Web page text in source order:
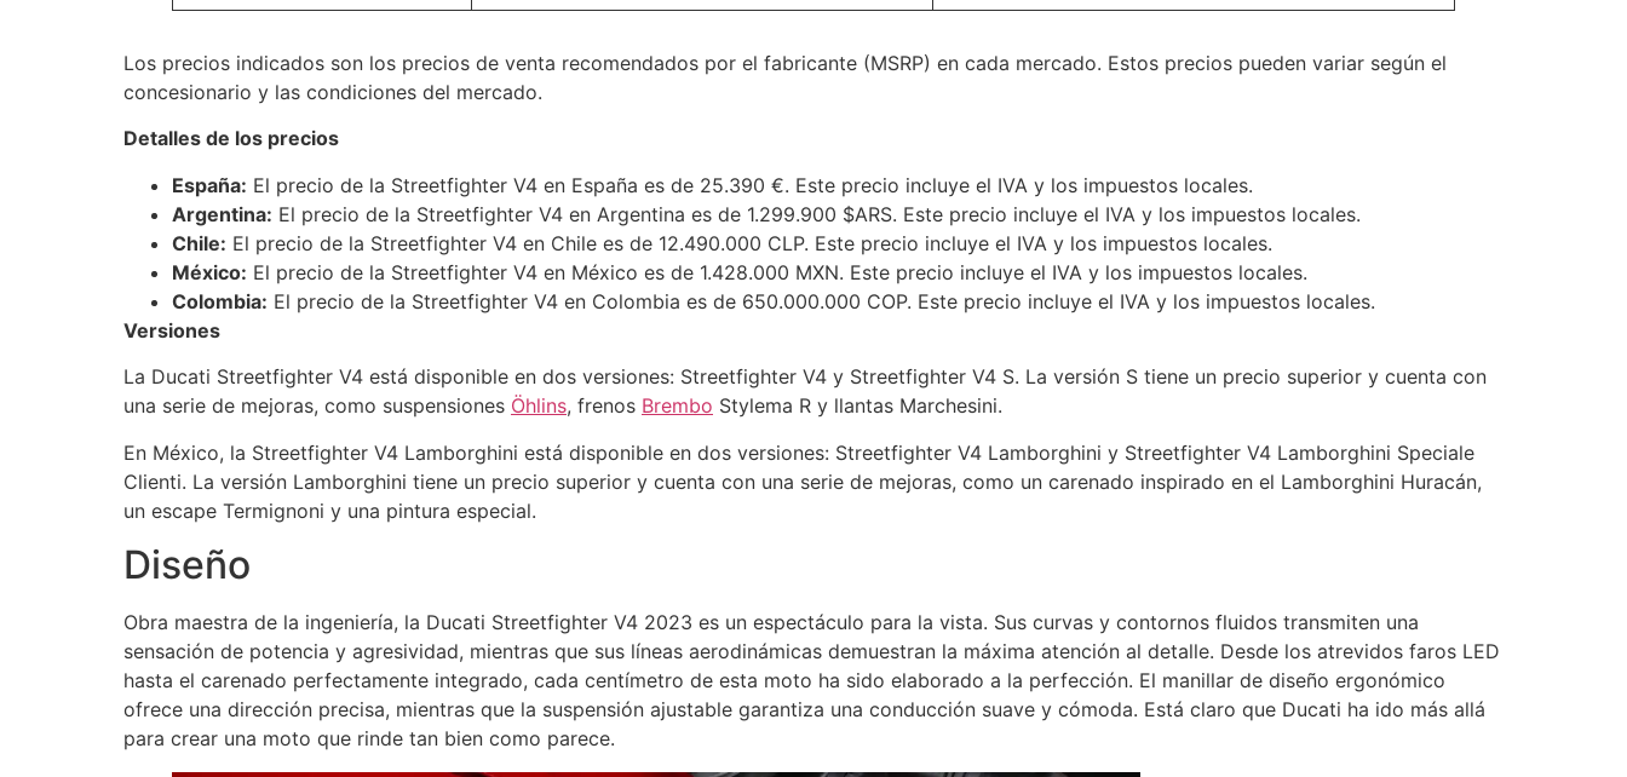
Los precios indicados son los precios de venta recomendados por el fabricante (MSRP) en cada mercado. Estos precios pueden variar según el
concesionario y las condiciones del mercado.
Detalles de los precios
España: El precio de la Streetfighter V4 en España es de 25.390 €. Este precio incluye el IVA y los impuestos locales.
Argentina: El precio de la Streetfighter V4 en Argentina es de 1.299.900 $ARS. Este precio incluye el IVA y los impuestos locales.
Chile: El precio de la Streetfighter V4 en Chile es de 12.490.000 CLP. Este precio incluye el IVA y los impuestos locales.
México: El precio de la Streetfighter V4 en México es de 1.428.000 MXN. Este precio incluye el IVA y los impuestos locales.
Colombia: El precio de la Streetfighter V4 en Colombia es de 650.000.000 COP. Este precio incluye el IVA y los impuestos locales.
Versiones
La Ducati Streetfighter V4 está disponible en dos versiones: Streetfighter V4 y Streetfighter V4 S. La versión S tiene un precio superior y cuenta con
una serie de mejoras, como suspensiones Öhlins, frenos Brembo Stylema R y llantas Marchesini.
En México, la Streetfighter V4 Lamborghini está disponible en dos versiones: Streetfighter V4 Lamborghini y Streetfighter V4 Lamborghini Speciale
Clienti. La versión Lamborghini tiene un precio superior y cuenta con una serie de mejoras, como un carenado inspirado en el Lamborghini Huracán,
un escape Termignoni y una pintura especial.
Diseño
Obra maestra de la ingeniería, la Ducati Streetfighter V4 2023 es un espectáculo para la vista. Sus curvas y contornos fluidos transmiten una
sensación de potencia y agresividad, mientras que sus líneas aerodinámicas demuestran la máxima atención al detalle. Desde los atrevidos faros LED
hasta el carenado perfectamente integrado, cada centímetro de esta moto ha sido elaborado a la perfección. El manillar de diseño ergonómico
ofrece una dirección precisa, mientras que la suspensión ajustable garantiza una conducción suave y cómoda. Está claro que Ducati ha ido más allá
para crear una moto que rinde tan bien como parece.